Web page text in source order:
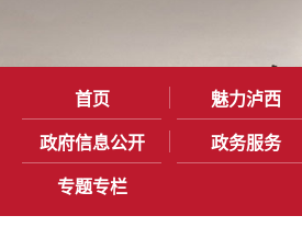
首页 魅力泸西
政府信息公开 政务服务
专题专栏